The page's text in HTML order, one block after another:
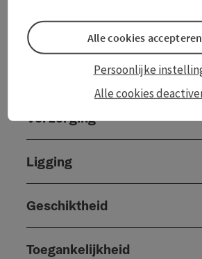
Contact
Verzorging
Ligging
Geschiktheid
Toegankelijkheid
Alle cookies
Persoonlijke
Alle cookies accepteren